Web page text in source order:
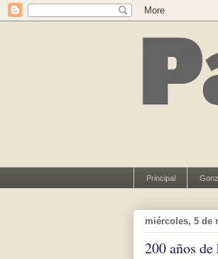
Principal
miércoles, 5 de
200 años